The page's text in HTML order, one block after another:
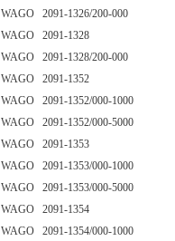
WAGO 2091-1326/200-000
WAGO 2091-1328
WAGO 2091-1328/200-000
WAGO 2091-1352
WAGO 2091-1352/000-1000
WAGO 2091-1352/000-5000
WAGO 2091-1353
WAGO 2091-1353/000-1000
WAGO 2091-1353/000-5000
WAGO 2091-1354
WAGO 2091-1354/000-1000